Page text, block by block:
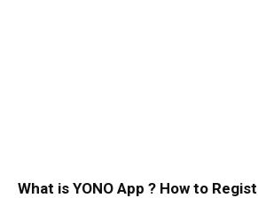
What is YONO App ? How to